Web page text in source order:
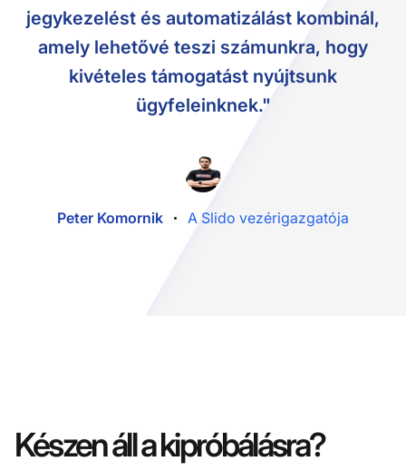
jegykezelést és automatizálást kombinál,
amely lehetővé teszi számunkra, hogy
kivételes támogatást nyújtsunk
ügyfeleinknek."
Peter Komornik A Slido vezérigazgatója
Készen áll a kipróbálásra?